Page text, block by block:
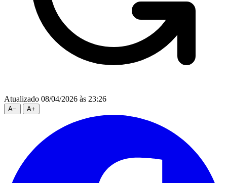
Atualizado 08/04/2026 às 23:26
A− A+